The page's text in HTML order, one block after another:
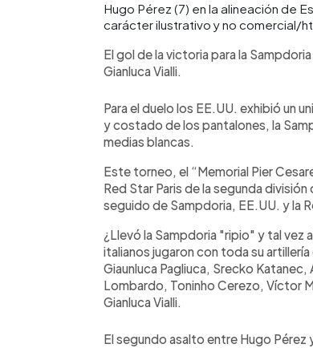
Hugo Pérez (7) en la alineación de
carácter ilustrativo y no comercial/
El gol de la victoria para la
Gianluca Vialli.
Para el duelo los EE.UU. exhibió un
y costado de los pantalones, la
medias blancas.
Este torneo, el “Memorial Pier
Red Star Paris de la segunda
seguido de Sampdoria, EE.UU. y la
¿Llevó la Sampdoria "ripio" y tal vez
italianos jugaron con toda su
Giaunluca Pagliuca, Srecko
Lombardo, Toninho Cerezo, Víctor
Gianluca Vialli.
El segundo asalto entre Hugo Pérez